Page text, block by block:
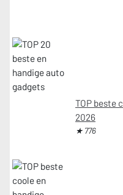
TOP beste
2026
★ 776